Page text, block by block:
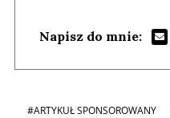
Napisz do mnie:
#ARTYKUŁ SPONSOROWANY